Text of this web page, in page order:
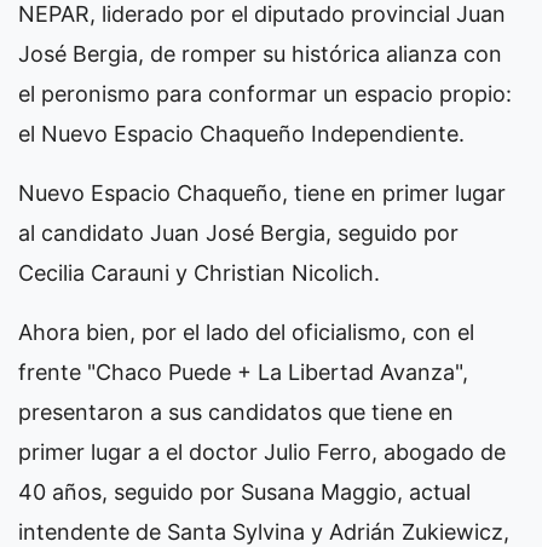
NEPAR, liderado por el diputado provincial Juan
José Bergia, de romper su histórica alianza con
el peronismo para conformar un espacio propio:
el Nuevo Espacio Chaqueño Independiente.
Nuevo Espacio Chaqueño, tiene en primer lugar
al candidato Juan José Bergia, seguido por
Cecilia Carauni y Christian Nicolich.
Ahora bien, por el lado del oficialismo, con el
frente "Chaco Puede + La Libertad Avanza",
presentaron a sus candidatos que tiene en
primer lugar a el doctor Julio Ferro, abogado de
40 años, seguido por Susana Maggio, actual
intendente de Santa Sylvina y Adrián Zukiewicz,